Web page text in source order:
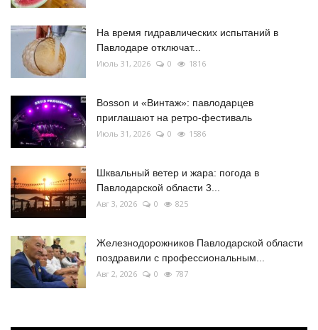
На время гидравлических испытаний в
Павлодаре отключат...
Июль 31, 2026 0 1816
Bosson и «Винтаж»: павлодарцев
приглашают на ретро-фестиваль
Июль 31, 2026 0 1586
Шквальный ветер и жара: погода в
Павлодарской области 3...
Авг 3, 2026 0 825
Железнодорожников Павлодарской области
поздравили с профессиональным...
Авг 2, 2026 0 787